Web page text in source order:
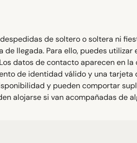
de soltero o soltera ni
llegada. Para ello, puedes
datos de contacto aparecen en la
de identidad válido y una
y pueden comportar
alojarse si van acompañadas de